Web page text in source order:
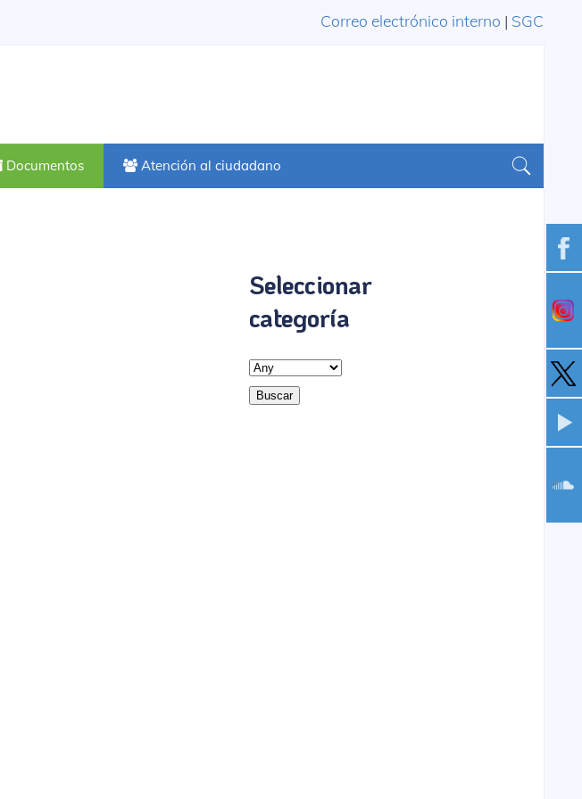
Correo electrónico interno | SGC
Documentos Atención al ciudadano
Seleccionar
categoría